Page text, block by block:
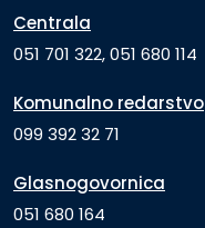
Centrala
051 701 322, 051 680 114
Komunalno redarstvo
099 392 32 71
Glasnogovornica
051 680 164